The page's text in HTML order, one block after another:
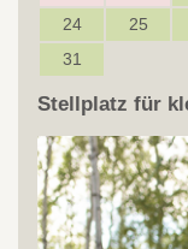
24
25
31
Stellplatz für